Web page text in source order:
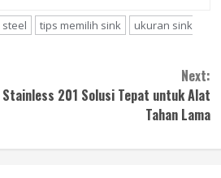
tips memilih sink
ukuran sink
Next:
201 Solusi Tepat untuk Alat
Tahan Lama